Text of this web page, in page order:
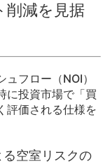
削減を見据
フロー（NOI）
に投資市場で「買
評価される仕様を
空室リスクの